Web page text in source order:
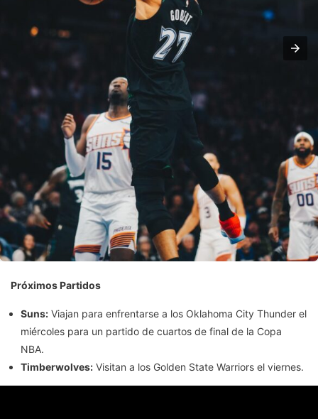
Próximos Partidos
Suns: Viajan para enfrentarse a los Oklahoma City Thunder el
miércoles para un partido de cuartos de final de la Copa
NBA.
Timberwolves: Visitan a los Golden State Warriors el viernes.